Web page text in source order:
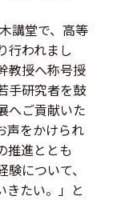
講堂で、高等
行われまし
教授へ称号授
手研究者を鼓
へご貢献いた
声をかけられ
推進ととも
について、
きたい。」と